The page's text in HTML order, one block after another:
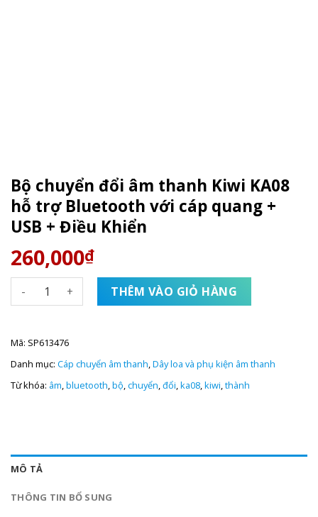
Bộ chuyển đổi âm thanh Kiwi KA08
hỗ trợ Bluetooth với cáp quang +
USB + Điều Khiển
260,000₫
Bộ chuyển đổi âm thanh Kiwi KA08 hỗ trợ Bluetooth với
THÊM VÀO GIỎ HÀNG
Mã: SP613476
Danh mục: Cáp chuyển âm thanh,Dây loa và phụ kiện âm thanh
Từ khóa: âm,bluetooth,bộ,chuyển,đổi,ka08,kiwi,thành
MÔ TẢ
THÔNG TIN BỔ SUNG